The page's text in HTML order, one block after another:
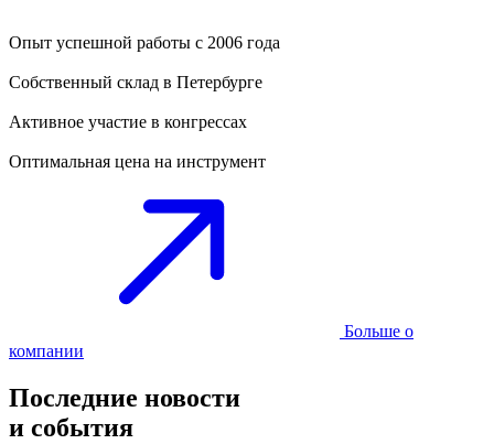
Опыт успешной работы с 2006 года
Собственный склад в Петербурге
Активное участие в конгрессах
Оптимальная цена на инструмент
Больше о
компании
Последние новости
и события